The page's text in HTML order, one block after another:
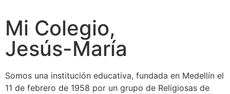
Mi Colegio,
Jesús-María
Somos una institución educativa, fundada en Medellín el
11 de febrero de 1958 por un grupo de Religiosas de